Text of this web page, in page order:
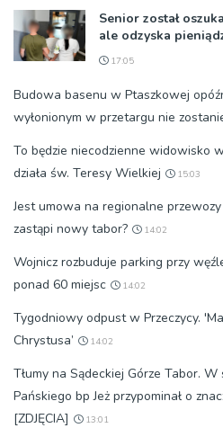
Senior został
ale odzyska
17:05
Budowa basenu w Ptaszkowej
wyłonionym w przetargu nie
To będzie niecodzienne widowisko
działa św. Teresy Wielkiej
15:03
Jest umowa na regionalne
zastąpi nowy tabor?
14:02
Wojnicz rozbuduje parking przy
ponad 60 miejsc
14:02
Tygodniowy odpust w Przeczycy.
Chrystusa’
14:02
Tłumy na Sądeckiej Górze Tabor.
Pańskiego bp Jeż przypominał o
[ZDJĘCIA]
13:01